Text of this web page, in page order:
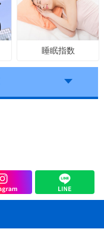
睡眠指数